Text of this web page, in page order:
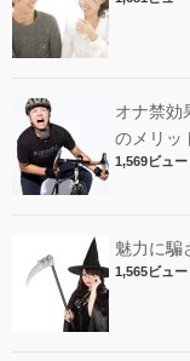
オナ禁効
のメリッ
1,569ビュー
魅力に騙
1,565ビュー